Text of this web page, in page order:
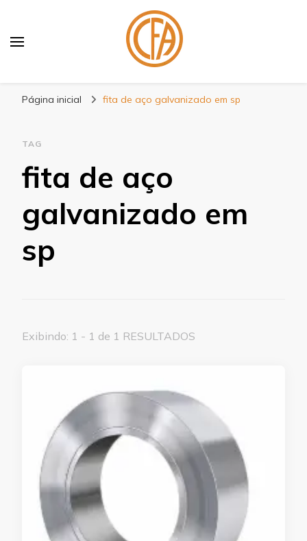
Página inicial fita de aço galvanizado em sp
TAG
fita de aço
galvanizado em
sp
Exibindo: 1 - 1 de 1 RESULTADOS